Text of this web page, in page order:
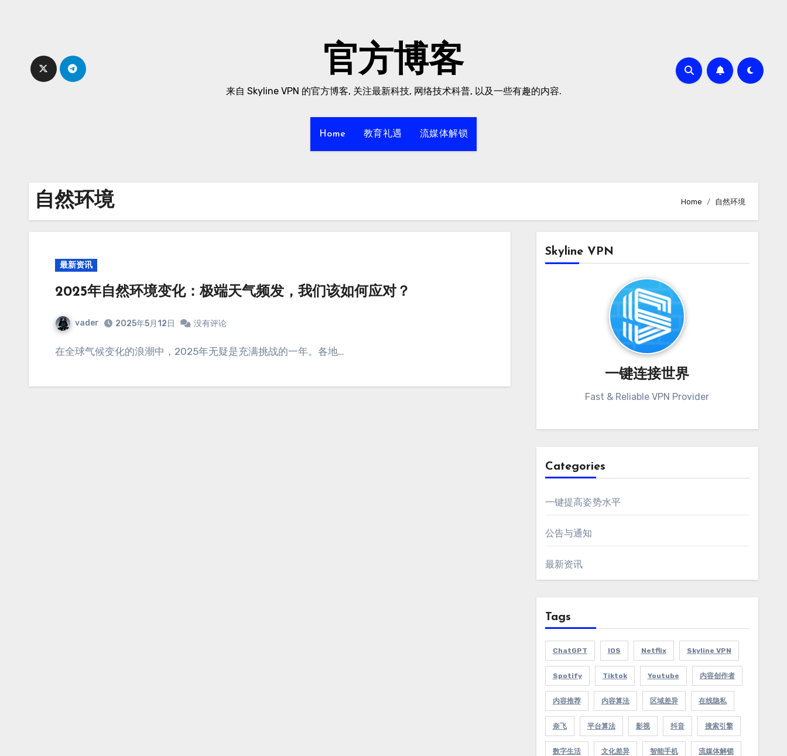
官方博客
来自 Skyline VPN 的官方博客, 关注最新科技, 网络技术科普, 以及一些有趣的内容.
Home 教育礼遇 流媒体解锁
自然环境 Home 自然环境
最新资讯
2025年自然环境变化：极端天气频发，我们该如何应对？
vader 2025年5月12日 没有评论
在全球气候变化的浪潮中，2025年无疑是充满挑战的一年。各地…
Skyline VPN
一键连接世界
Fast & Reliable VPN Provider
Categories
一键提高姿势水平
公告与通知
最新资讯
Tags
ChatGPT IOS Netflix Skyline VPN
Spotify Tiktok Youtube 内容创作者
内容推荐 内容算法 区域差异 在线隐私
奈飞 平台算法 影视 抖音 搜索引擎
数字生活 文化差异 智能手机 流媒体解锁